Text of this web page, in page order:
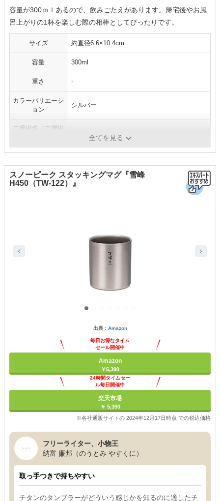
容量が300ｍｌあるので、飲みごたえがあります。帰宅後やお風
呂上がりの1杯を楽しむ際の相棒としてぴったりです。
サイズ 約直径6.6×10.4cm
容量 300ml
重さ -
カラーバリエーシ
ョン
シルバー
二重構造（二層構
全てを見る
スノーピーク スタッキングマグ『雪峰
H450（TW-122）』
出典： Amazon
毎日お得なタイム
セール開催中
Amazon
￥5,390
24時間タイムセー
ル毎日開催中
楽天市場
￥ 5,390
※各社通販サイトの 2024年12月17日時点 での税込価格
フリーライター、小物王
納富 廉邦（のうとみ やすくに）
取っ手つきで持ちやすい
チタンのタンブラーがどういう感じかを知るのに適したチ